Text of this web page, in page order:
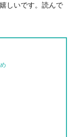
しいです。読んで